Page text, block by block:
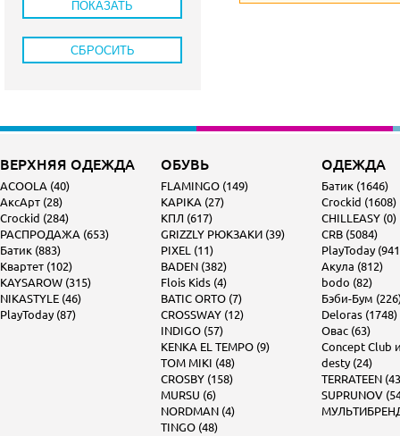
ВЕРХНЯЯ ОДЕЖДА
ACOOLA (40)
АксАрт (28)
Crockid (284)
РАСПРОДАЖА (653)
Батик (883)
Квартет (102)
KAYSAROW (315)
NIKASTYLE (46)
PlayToday (87)
ОБУВЬ
FLAMINGO (149)
KAPIKA (27)
КПЛ (617)
GRIZZLY РЮКЗАКИ (39)
PIXEL (11)
BADEN (382)
Flois Kids (4)
BATIC ORTO (7)
CROSSWAY (12)
INDIGO (57)
KENKA EL TEMPO (9)
TOM MIKI (48)
CROSBY (158)
MURSU (6)
NORDMAN (4)
TINGO (48)
ОДЕЖДА
Батик (1646)
Crockid (1608)
CHILLEASY (0)
CRB (5084)
PlayToday
Акула (812)
bodo (82)
Бэби-Бум
Deloras (1748)
Овас (63)
Concept Club
desty (24)
TERRATEEN
SUPRUNOV